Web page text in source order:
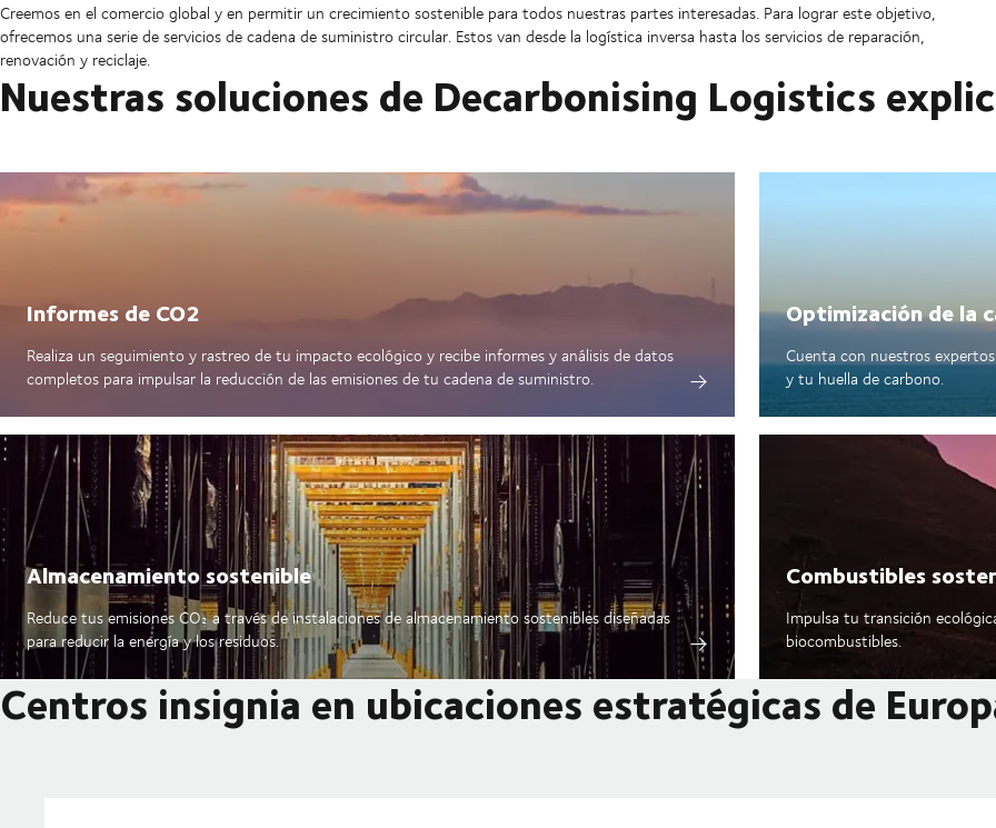
Creemos en el comercio global y en permitir un crecimiento sostenible para todos nuestras partes interesadas. Para lograr este objetivo,
ofrecemos una serie de servicios de cadena de suministro circular. Estos van desde la logística inversa hasta los servicios de reparación,
renovación y reciclaje.
Nuestras soluciones de Decarbonising Logistics
Informes de CO2
Realiza un seguimiento y rastreo de tu impacto ecológico y recibe informes y análisis de datos
completos para impulsar la reducción de las emisiones de tu cadena de suministro.
Optimización de la
Cuenta con nuestros
y tu huella de carbono.
Almacenamiento sostenible
Reduce tus emisiones CO₂ a través de instalaciones de almacenamiento sostenibles diseñadas
para reducir la energía y los residuos.
Combustibles
Impulsa tu transición
biocombustibles.
Centros insignia en ubicaciones estratégicas de